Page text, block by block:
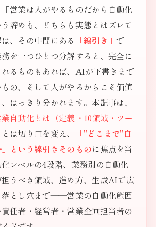
営業は人がやるものだから自動化
諦めも、どちらも実態とはズレて
、その中間にある 「線引き」で
を一つひとつ分解すると、完全に
るものもあれば、AIが下書きまで
の、そして人がやるからこそ価値
はっきり分かれます。本記事は、
自動化とは（定義・10領域・ツー
とは切り口を変え、
「"どこまで"自
という線引きそのものに焦点を当
レベルの4段階、業務別の自動化
うべき領域、進め方、生成AIで広
落とし穴まで——営業の自動化範囲
任者・経営者・営業企画担当者の